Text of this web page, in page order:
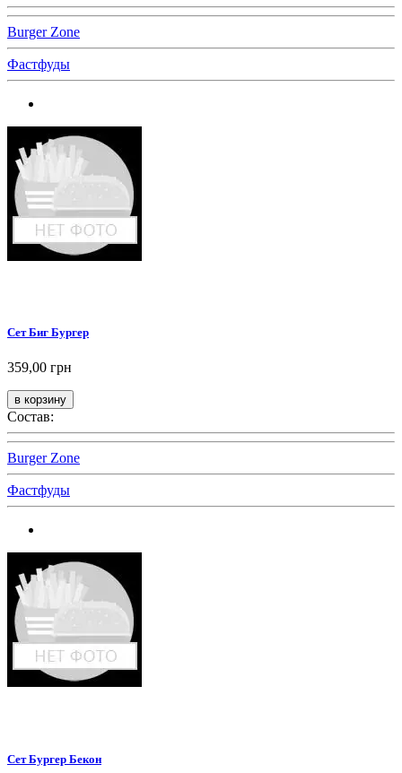
Burger Zone
Фастфуды
Сет Биг Бургер
359,00 грн
Состав:
Burger Zone
Фастфуды
Сет Бургер Бекон